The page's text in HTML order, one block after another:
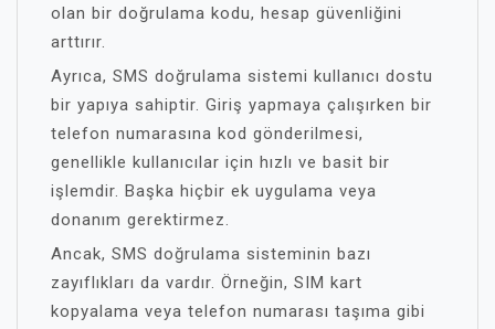
olan bir doğrulama kodu, hesap güvenliğini
arttırır.
Ayrıca, SMS doğrulama sistemi kullanıcı dostu
bir yapıya sahiptir. Giriş yapmaya çalışırken bir
telefon numarasına kod gönderilmesi,
genellikle kullanıcılar için hızlı ve basit bir
işlemdir. Başka hiçbir ek uygulama veya
donanım gerektirmez.
Ancak, SMS doğrulama sisteminin bazı
zayıflıkları da vardır. Örneğin, SIM kart
kopyalama veya telefon numarası taşıma gibi